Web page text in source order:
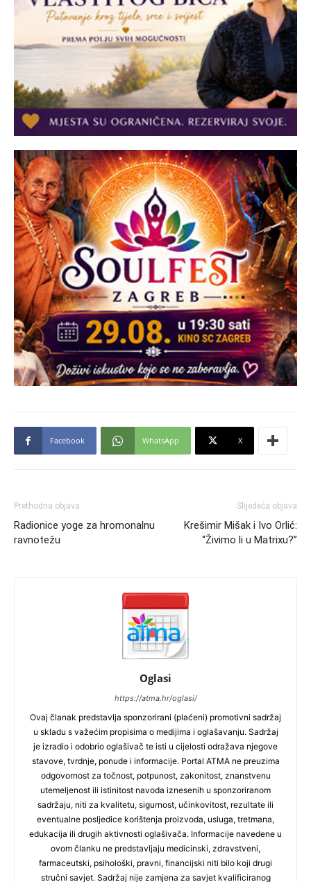
Facebook WhatsApp X
Prethodna objava
Radionice yoge za hromonalnu
ravnotežu
Slijedeća objava
Krešimir Mišak i Ivo Orlić:
“Živimo li u Matrixu?”
Oglasi
https://atma.hr/oglasi/
Ovaj članak predstavlja sponzorirani (plaćeni) promotivni sadržaj
u skladu s važećim propisima o medijima i oglašavanju. Sadržaj
je izradio i odobrio oglašivač te isti u cijelosti odražava njegove
stavove, tvrdnje, ponude i informacije. Portal ATMA ne preuzima
odgovornost za točnost, potpunost, zakonitost, znanstvenu
utemeljenost ili istinitost navoda iznesenih u sponzoriranom
sadržaju, niti za kvalitetu, sigurnost, učinkovitost, rezultate ili
eventualne posljedice korištenja proizvoda, usluga, tretmana,
edukacija ili drugih aktivnosti oglašivača. Informacije navedene u
ovom članku ne predstavljaju medicinski, zdravstveni,
farmaceutski, psihološki, pravni, financijski niti bilo koji drugi
stručni savjet. Sadržaj nije zamjena za savjet kvalificiranog